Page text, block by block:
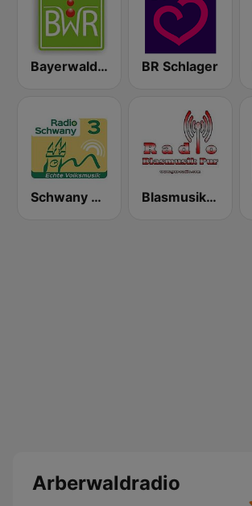
Bayerwald Radio BR Schlager
Schwany Radio 3 Blasmusik Pur
Arberwaldradio